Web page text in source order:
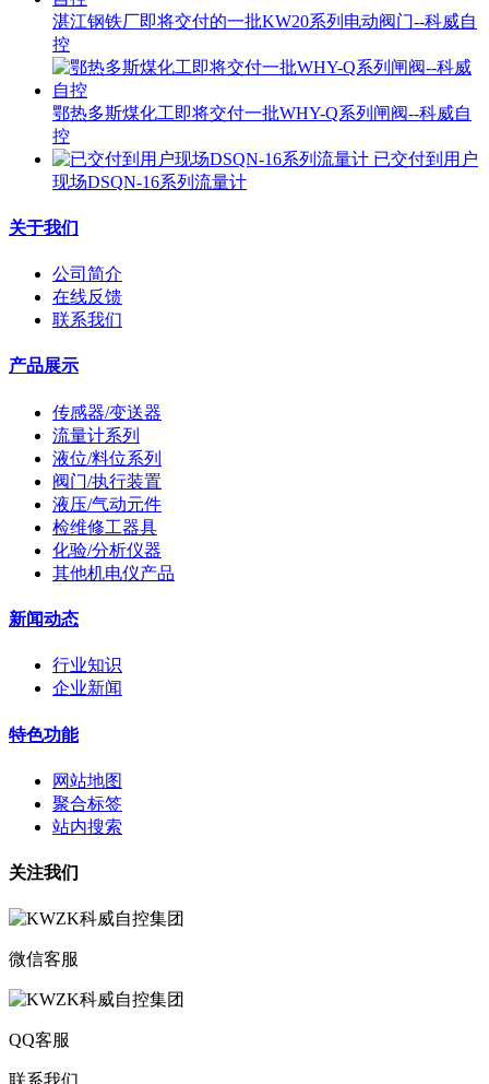
湛江钢铁厂即将交付的一批KW20系列电动阀门--科威自
控
鄂热多斯煤化工即将交付一批WHY-Q系列闸阀--科威自
控
已交付到用户
现场DSQN-16系列流量计
关于我们
公司简介
在线反馈
联系我们
产品展示
传感器/变送器
流量计系列
液位/料位系列
阀门/执行装置
液压/气动元件
检维修工器具
化验/分析仪器
其他机电仪产品
新闻动态
行业知识
企业新闻
特色功能
网站地图
聚合标签
站内搜索
关注我们
微信客服
QQ客服